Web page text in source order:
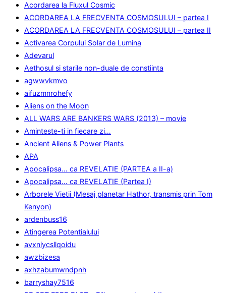
Acordarea la Fluxul Cosmic
ACORDAREA LA FRECVENTA COSMOSULUI – partea I
ACORDAREA LA FRECVENTA COSMOSULUI – partea II
Activarea Corpului Solar de Lumina
Adevarul
Aethosul si starile non-duale de constiinta
agwwvkmvo
aifuzmnrohefy
Aliens on the Moon
ALL WARS ARE BANKERS WARS (2013) – movie
Aminteste-ti in fiecare zi…
Ancient Aliens & Power Plants
APA
Apocalipsa… ca REVELATIE (PARTEA a II-a)
Apocalipsa… ca REVELATIE (Partea I)
Arborele Vietii (Mesaj planetar Hathor, transmis prin Tom
Kenyon)
ardenbuss16
Atingerea Potentialului
avxniycsllqoidu
awzbizesa
axhzabumwndpnh
barryshay7516